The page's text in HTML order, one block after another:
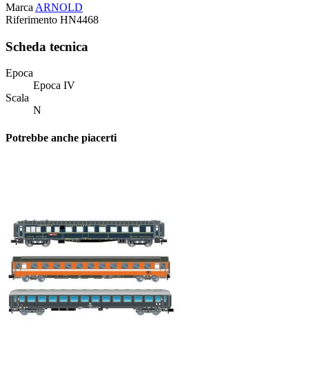
Marca ARNOLD
Riferimento HN4468
Scheda tecnica
Epoca
Epoca IV
Scala
N
Potrebbe anche piacerti